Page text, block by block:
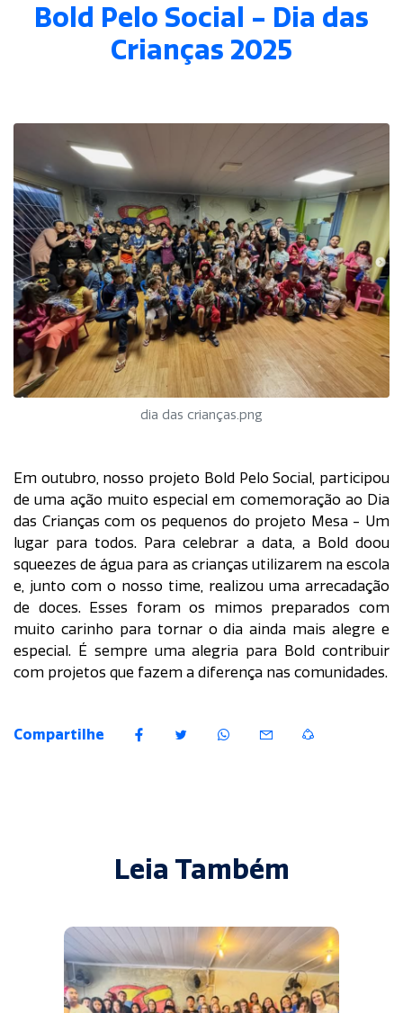
Bold Pelo Social - Dia das
Crianças 2025
dia das crianças.png
Em outubro, nosso projeto Bold Pelo Social, participou
de uma ação muito especial em comemoração ao Dia
das Crianças com os pequenos do projeto Mesa - Um
lugar para todos. Para celebrar a data, a Bold doou
squeezes de água para as crianças utilizarem na escola
e, junto com o nosso time, realizou uma arrecadação
de doces. Esses foram os mimos preparados com
muito carinho para tornar o dia ainda mais alegre e
especial. É sempre uma alegria para Bold contribuir
com projetos que fazem a diferença nas comunidades.
Compartilhe
Leia Também